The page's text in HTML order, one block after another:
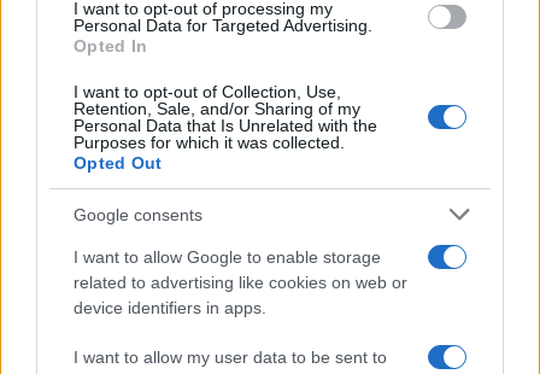
I want to opt-out of processing my
Personal Data for Targeted Advertising.
Opted In
I want to opt-out of Collection, Use,
Retention, Sale, and/or Sharing of my
Personal Data that Is Unrelated with the
Purposes for which it was collected.
Opted Out
Google consents
I want to allow Google to enable storage
related to advertising like cookies on web or
device identifiers in apps.
I want to allow my user data to be sent to
Ο εκλεγμένος πρόεδρος Ντόναλντ Τραμπ από
την πλευρά του διέδωσε μέσω Truth Social
ψευδείς ισχυρισμούς, υποστηρίζοντας πως η
Καλιφόρνια πλήττεται από λειψυδρία εξαιτίας
των πολιτικών των Δημοκρατικών για την
προστασία του περιβάλλοντος, διότι κατ’ αυτόν
σπαταλούν νερό για να σωθεί «άχρηστο ψάρι».
Στην πραγματικότητα, το περισσότερο νερό που
χρησιμοποιείται στο Λος Άντζελες αντλείται από